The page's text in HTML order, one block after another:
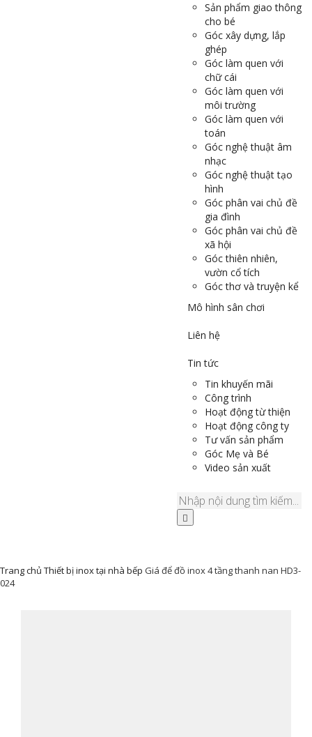
Sản phẩm giao thông
cho bé
Góc xây dựng, lắp
ghép
Góc làm quen với
chữ cái
Góc làm quen với
môi trường
Góc làm quen với
toán
Góc nghệ thuật âm
nhạc
Góc nghệ thuật tạo
hình
Góc phân vai chủ đề
gia đình
Góc phân vai chủ đề
xã hội
Góc thiên nhiên,
vườn cổ tích
Góc thơ và truyện kể
Mô hình sân chơi
Liên hệ
Tin tức
Tin khuyến mãi
Công trình
Hoạt động từ thiện
Hoạt động công ty
Tư vấn sản phẩm
Góc Mẹ và Bé
Video sản xuất
Trang chủ Thiết bị inox tại nhà bếp Giá để đồ inox 4 tầng thanh nan HD3-
024